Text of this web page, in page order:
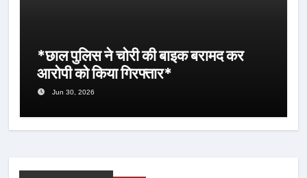
*छाल पुलिस ने चोरी की बाइक बरामद कर
आरोपी को किया गिरफ्तार*
Jun 30, 2026